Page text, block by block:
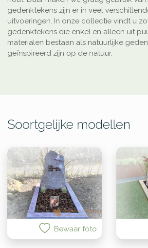
gedenktekens zijn er in veel
uitvoeringen. In onze collectie vindt u
gedenktekens die enkel en alleen uit
materialen bestaan als natuurlijke
geïnspireerd zijn op de natuur.
Soortgelijke modellen
Bewaar foto